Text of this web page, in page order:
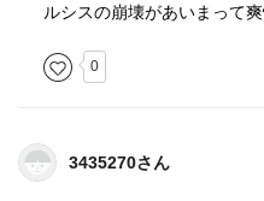
ルシスの崩壊があいまって爽
0
3435270さん